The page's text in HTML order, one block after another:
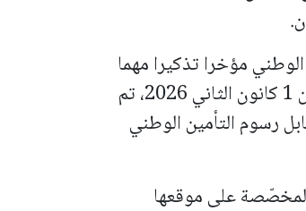
مؤخرا تذكيرا مهما
موجّها لجمهور الطلاب في إسرائيل غير العاملين. ابتداء من 1 كانون الثاني 2026، تم
رسوم التأمين الوطني
على موقعها